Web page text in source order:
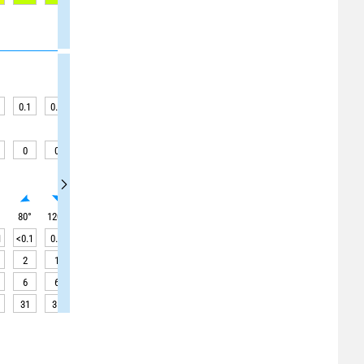
0.1 0.1
0 0
80° 120
<0.1 0.1
2 1
6 6
31 31